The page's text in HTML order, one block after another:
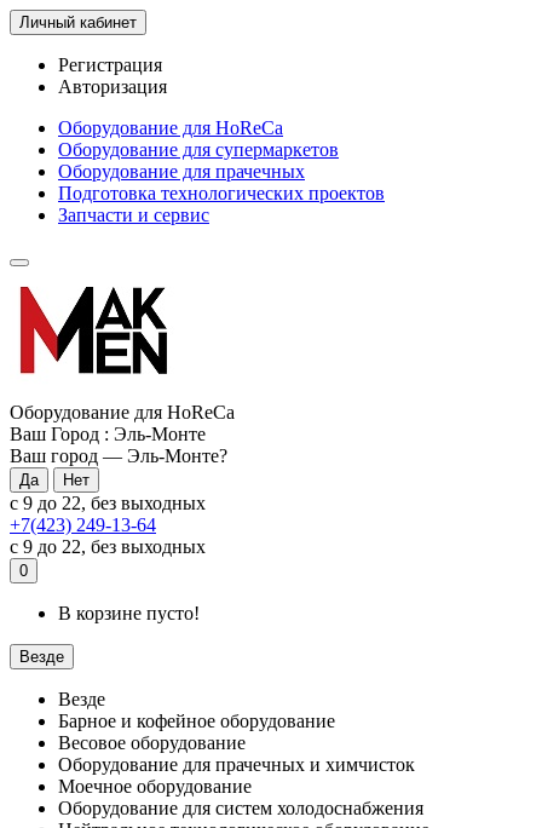
Личный кабинет
Регистрация
Авторизация
Оборудование для HoReCa
Оборудование для супермаркетов
Оборудование для прачечных
Подготовка технологических проектов
Запчасти и сервис
Оборудование для HoReCa
Ваш Город : Эль-Монте
Ваш город — Эль-Монте?
с 9 до 22, без выходных
+7(423) 249-13-64
с 9 до 22, без выходных
0
В корзине пусто!
Везде
Везде
Барное и кофейное оборудование
Весовое оборудование
Оборудование для прачечных и химчисток
Моечное оборудование
Оборудование для систем холодоснабжения